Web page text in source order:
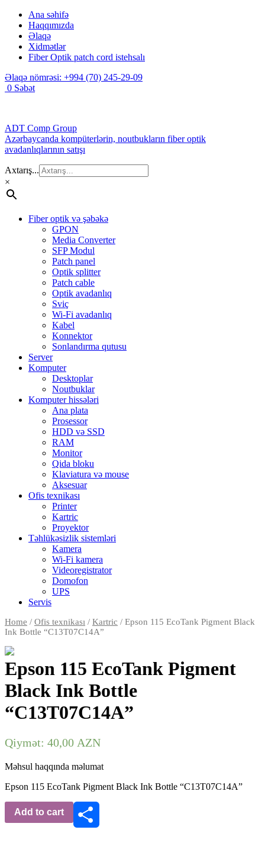
Ana səhifə
Haqqımızda
Əlaqə
Xidmətlər
Fiber Optik patch cord istehsalı
Əlaqə nömrəsi: +994 (70) 245-29-09
0 Səbət
ADT Comp Group
Azərbaycanda kompüterlərin, noutbukların fiber optik
avadanlıqlarının satışı
Axtarış...
×
Fiber optik və şəbəkə
GPON
Media Converter
SFP Modul
Patch panel
Optik splitter
Patch cable
Optik avadanlıq
Sviç
Wi-Fi avadanlıq
Kabel
Konnektor
Sonlandırma qutusu
Server
Komputer
Desktoplar
Noutbuklar
Komputer hissələri
Ana plata
Prosessor
HDD və SSD
RAM
Monitor
Qida bloku
Klaviatura və mouse
Aksesuar
Ofis texnikası
Printer
Kartric
Proyektor
Təhlükəsizlik sistemləri
Kamera
Wi-Fi kamera
Videoregistrator
Domofon
UPS
Servis
Home / Ofis texnikası / Kartric / Epson 115 EcoTank Pigment Black
Ink Bottle “C13T07C14A”
Epson 115 EcoTank Pigment
Black Ink Bottle
“C13T07C14A”
Qiymət: 40,00 AZN
Məhsul haqqında məlumat
Epson 115 EcoTank Pigment Black Ink Bottle “C13T07C14A”
Add to cart